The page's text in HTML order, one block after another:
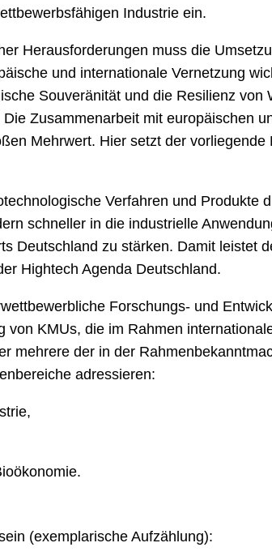
Industrie ein.
Herausforderungen muss die
und internationale Vernetzung
Souveränität und die Resilienz von
Zusammenarbeit mit europäischen
Mehrwert. Hier setzt der
Verfahren und Produkte
schneller in die industrielle
Deutschland zu stärken. Damit leistet
Hightech Agenda Deutschland.
Forschungs- und
von KMUs, die im Rahmen
mehrere der in der
adressieren:
(exemplarische Aufzählung):